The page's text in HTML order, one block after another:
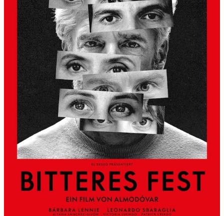
S
L
B
E
R
G
A
L
S
K
Ü
N
S
T
L
H
A
U